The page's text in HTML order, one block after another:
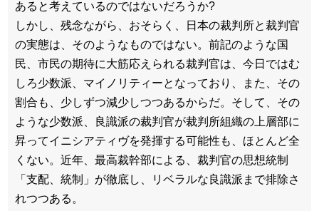
あると考えているのではないだろうか?
しかし、残念ながら、おそらく、日本の裁判所と裁判官
の実態は、そのようなものではない。前記のような国
民、市民の期待に大筋応えられる裁判官は、今日ではむ
しろ少数派、マイノリティーとなっており、また、その
割合も、少しずつ減少しつつあるからだ。そして、その
ような少数派、良識派の裁判官が裁判所組織の上層部に
昇ってイニシアティヴを発揮する可能性も、ほとんど全
くない。近年、最高裁幹部による、裁判官の思想統制
「支配、統制」が徹底し、リベラルな良識派まで排除さ
れつつある。